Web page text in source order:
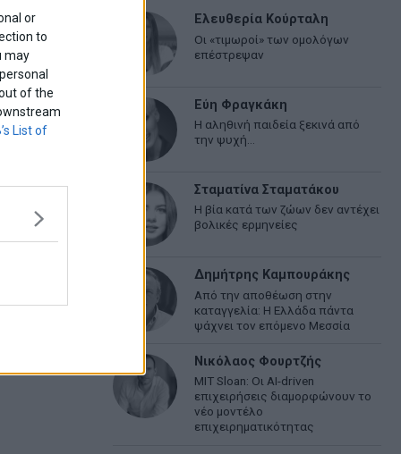
or
to
may
of the
List of
Ελευθερία Κούρταλη
Οι «τιμωροί» των ομολόγων
επέστρεψαν
Εύη Φραγκάκη
Η αληθινή παιδεία ξεκινά από
την ψυχή…
Σταματίνα Σταματάκου
Η βία κατά των ζώων δεν αντέχει
βολικές ερμηνείες
Δημήτρης Καμπουράκης
Από την αποθέωση στην
καταγγελία: Η Ελλάδα πάντα
ψάχνει τον επόμενο Μεσσία
Νικόλαος Φουρτζής
MIT Sloan: Οι AI-driven
επιχειρήσεις διαμορφώνουν το
νέο μοντέλο
επιχειρηματικότητας